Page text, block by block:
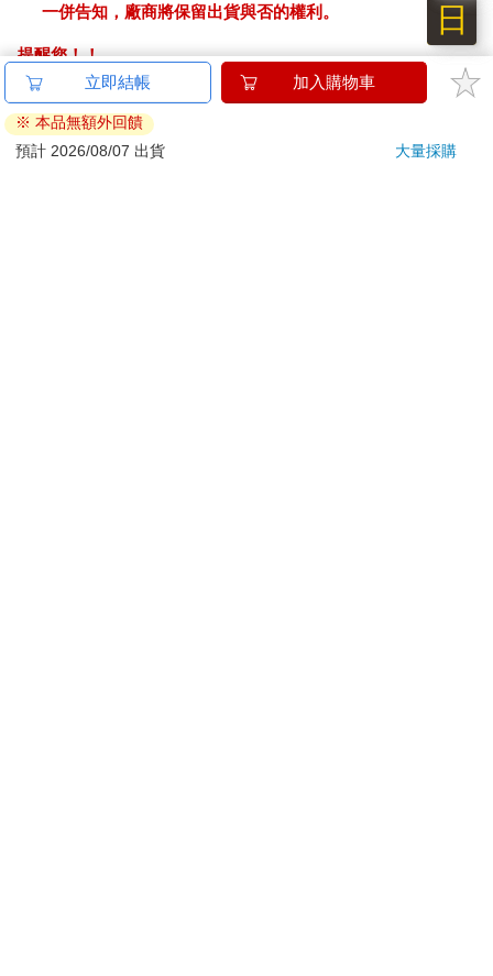
一併告知，廠商將保留出貨與否的權利。
提醒您！！
金石堂及銀行均不會請您操作ATM! 如接獲電話要求您前往
ATM提款機，請不要聽從指示，以免受騙上當！
退換貨須知：
日